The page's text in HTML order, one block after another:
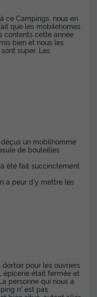
3
Salle de bain
1
- 3 chambres 6
407 €
ce Campings, nous en
que les mobilehomes
contents cette année
bien et nous les
super. Les
un mobilhomme
de bouteilles
été fait succinctement
a peur d'y mettre les
pour les ouvriers
épicerie était fermée et
personne qui nous a
n' est pas